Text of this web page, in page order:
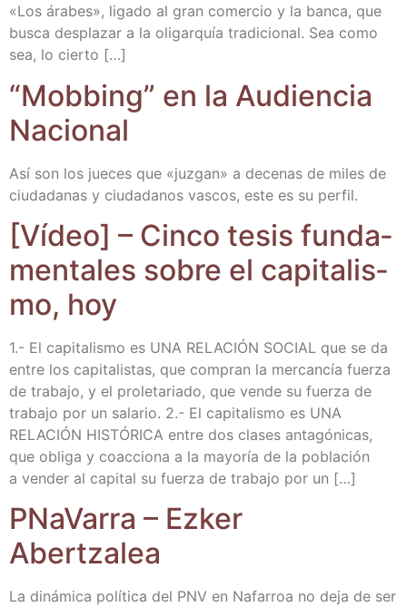
«Los ára­bes», liga­do al gran comer­cio y la ban­ca, que
bus­ca des­pla­zar a la oli­gar­quía tra­di­cio­nal. Sea como
sea, lo cierto […]
“Mob­bing” en la Audien­cia
Nacional
Así son los jue­ces que «juz­gan» a dece­nas de miles de
ciu­da­da­nas y ciu­da­da­nos vas­cos, este es su perfil.
[Vídeo] – Cin­co tesis fun­da­
men­ta­les sobre el capi­ta­lis­
mo, hoy
1.- El capi­ta­lis­mo es UNA RELACIÓN SOCIAL que se da
entre los capi­ta­lis­tas, que com­pran la mer­can­cía fuer­za
de tra­ba­jo, y el pro­le­ta­ria­do, que ven­de su fuer­za de
tra­ba­jo por un sala­rio. 2.- El capi­ta­lis­mo es UNA
RELACIÓN HISTÓRICA entre dos cla­ses anta­gó­ni­cas,
que obli­ga y coac­cio­na a la mayo­ría de la pobla­ción
a ven­der al capi­tal su fuer­za de tra­ba­jo por un […]
PNa­Va­rra – Ezker
Abertzalea
La diná­mi­ca polí­ti­ca del PNV en Nafa­rroa no deja de ser